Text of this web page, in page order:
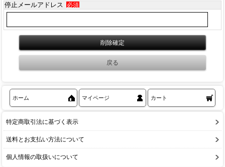
停止メールアドレス
必須
ホーム マイページ カート
特定商取引法に基づく表示
送料とお支払い方法について
個人情報の取扱いについて